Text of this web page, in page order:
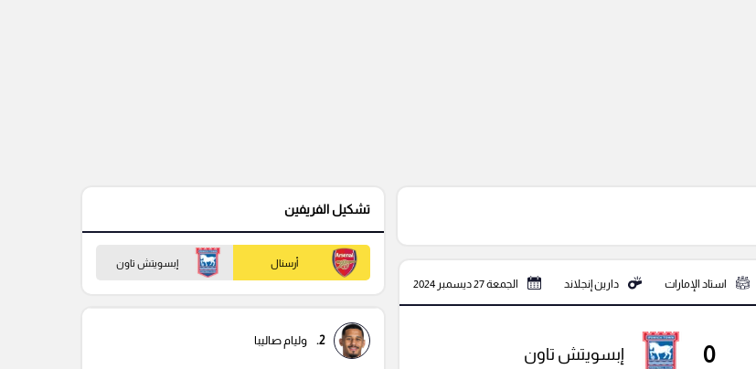
استاد الإمارات دارين إنجلاند الجمعة 27 ديسمبر 2024
0 إبسويتش تاون
تشكيل الفريفين
أرسنال إبسويتش تاون
2. وليام صاليبا